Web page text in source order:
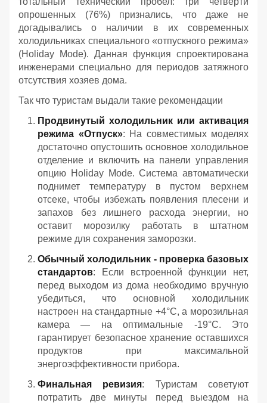
опрошенных (76%) признались, что даже не
догадывались о наличии в их современных
холодильниках специального «отпускного режима»
(Holiday Mode). Данная функция спроектирована
инженерами специально для периодов затяжного
отсутствия хозяев дома.
Так что туристам выдали такие рекомендации
Продвинутый холодильник или активация
режима «Отпуск»: На совместимых моделях
достаточно опустошить основное холодильное
отделение и включить на панели управления
опцию Holiday Mode. Система автоматически
поднимет температуру в пустом верхнем
отсеке, чтобы избежать появления плесени и
запахов без лишнего расхода энергии, но
оставит морозилку работать в штатном
режиме для сохранения заморозки.
Обычный холодильник - проверка базовых
стандартов: Если встроенной функции нет,
перед выходом из дома необходимо вручную
убедиться, что основной холодильник
настроен на стандартные +4°C, а морозильная
камера — на оптимальные -19°C. Это
гарантирует безопасное хранение оставшихся
продуктов при максимальной
энергоэффективности прибора.
Финальная ревизия: Туристам советуют
потратить две минуты перед выездом на